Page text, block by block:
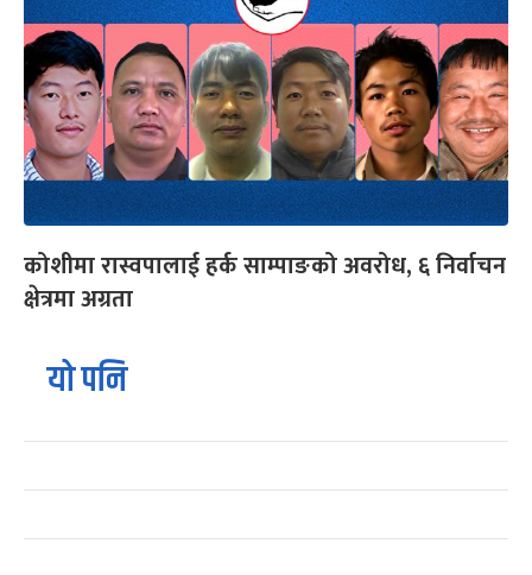
कोशीमा रास्वपालाई हर्क साम्पाङको अवरोध, ६ निर्वाचन
क्षेत्रमा अग्रता
यो पनि